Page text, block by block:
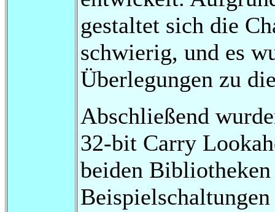
gestaltet sich die
schwierig, und es
Überlegungen zu
Abschließend
32-bit Carry
beiden